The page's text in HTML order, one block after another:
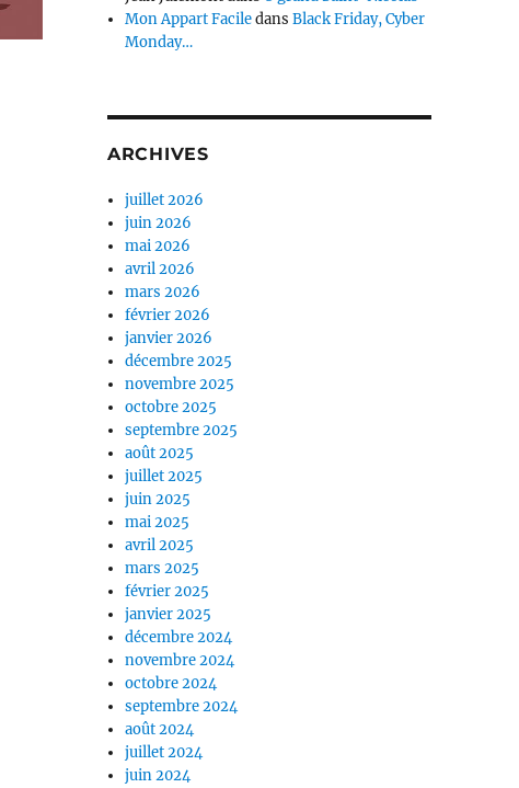
Mon Appart FaciledansBlack Friday, Cyber
Monday…
ARCHIVES
juillet 2026
juin 2026
mai 2026
avril 2026
mars 2026
février 2026
janvier 2026
décembre 2025
novembre 2025
octobre 2025
septembre 2025
août 2025
juillet 2025
juin 2025
mai 2025
avril 2025
mars 2025
février 2025
janvier 2025
décembre 2024
novembre 2024
octobre 2024
septembre 2024
août 2024
juillet 2024
juin 2024